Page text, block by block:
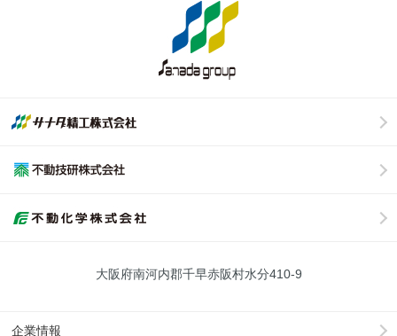
大阪府南河内郡千早赤阪村水分410-9
企業情報